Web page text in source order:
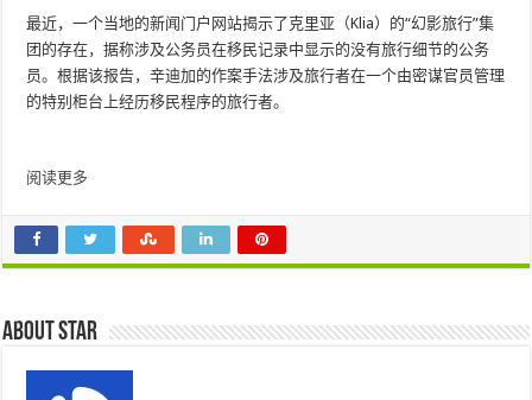
最近，一个当地的新闻门户网站揭示了克里亚（Klia）的“幻影旅行”集
团的存在，据称涉及公务员在移民记录中显示的没有旅行细节的公务
员。根据该报告，辛迪加的作案手法涉及旅行者在一个由密谋官员管理
的特别柜台上经历移民程序的旅行者。
阅读更多
About star